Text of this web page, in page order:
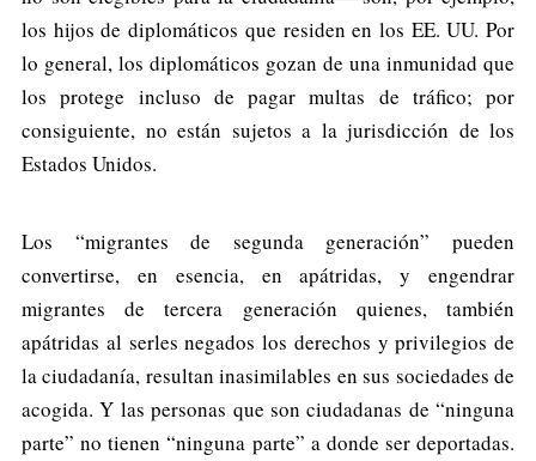
los hijos de diplomáticos que residen en los EE. UU. Por
lo general, los diplomáticos gozan de una inmunidad que
los protege incluso de pagar multas de tráfico; por
consiguiente, no están sujetos a la jurisdicción de los
Estados Unidos.
Los “migrantes de segunda generación” pueden
convertirse, en esencia, en apátridas, y engendrar
migrantes de tercera generación quienes, también
apátridas al serles negados los derechos y privilegios de
la ciudadanía, resultan inasimilables en sus sociedades de
acogida. Y las personas que son ciudadanas de “ninguna
parte” no tienen “ninguna parte” a donde ser deportadas.